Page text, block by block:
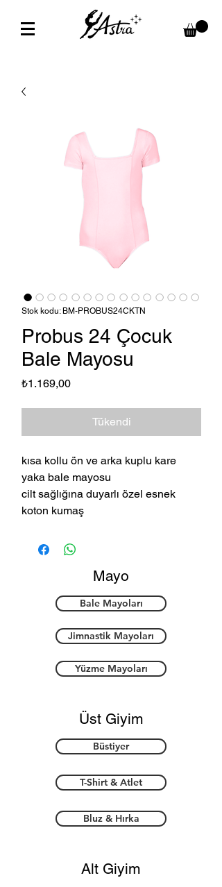
Stok kodu: BM-PROBUS24CKTN
Probus 24 Çocuk
Bale Mayosu
₺1.169,00Fiyat
Tükendi
kısa kollu ön ve arka kuplu kare
yaka bale mayosu
cilt sağlığına duyarlı özel esnek
koton kumaş
Mayo
Bale Mayoları
Jimnastik Mayoları
Yüzme Mayoları
Üst Giyim
Büstiyer
T-Shirt & Atlet
Bluz & Hırka
Alt Giyim